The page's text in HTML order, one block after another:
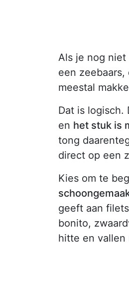
Als je nog
een
meestal
Dat is logisch.
en het stuk is
tong
direct op een
Kies om te
geeft aan
bonito,
hitte en vallen